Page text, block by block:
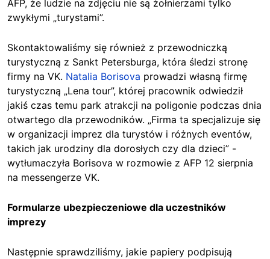
AFP, że ludzie na zdjęciu nie są żołnierzami tylko
zwykłymi „turystami”.
Skontaktowaliśmy się również z przewodniczką
turystyczną z Sankt Petersburga, która śledzi stronę
firmy na VK. Natalia Borisova prowadzi własną firmę
turystyczną „Lena tour”, której pracownik odwiedził
jakiś czas temu park atrakcji na poligonie podczas dnia
otwartego dla przewodników. „Firma ta specjalizuje się
w organizacji imprez dla turystów i różnych eventów,
takich jak urodziny dla dorosłych czy dla dzieci” -
wytłumaczyła Borisova w rozmowie z AFP 12 sierpnia
na messengerze VK.
Formularze ubezpieczeniowe dla uczestników
imprezy
Następnie sprawdziliśmy, jakie papiery podpisują